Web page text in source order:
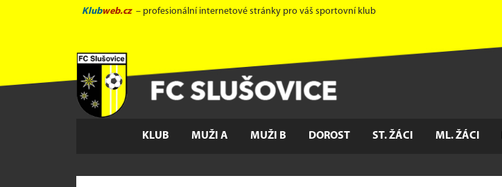
Klubweb.cz – profesionální internetové stránky pro váš sportovní klub
KLUB MUŽI A MUŽI B DOROST ST. ŽÁCI ML. ŽÁCI